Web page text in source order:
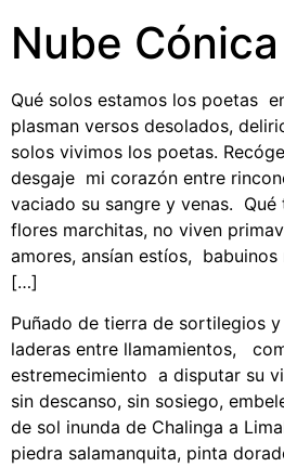
Nube Cónica
Qué solos estamos los poetas
plasman versos desolados,
solos vivimos los poetas.
desgaje mi corazón entre
vaciado su sangre y venas.
flores marchitas, no viven
amores, ansían estíos,
[…]
Puñado de tierra de sortilegios
laderas entre llamamientos,
estremecimiento a disputar su
sin descanso, sin sosiego,
de sol inunda de Chalinga a
piedra salamanquita, pinta